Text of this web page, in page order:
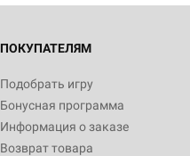
ПОКУПАТЕЛЯМ
Подобрать игру
Бонусная программа
Информация о заказе
Возврат товара